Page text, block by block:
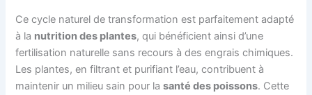
Ce cycle naturel de transformation est parfaitement adapté
à la nutrition des plantes, qui bénéficient ainsi d’une
fertilisation naturelle sans recours à des engrais chimiques.
Les plantes, en filtrant et purifiant l’eau, contribuent à
maintenir un milieu sain pour lasanté des poissons. Cette